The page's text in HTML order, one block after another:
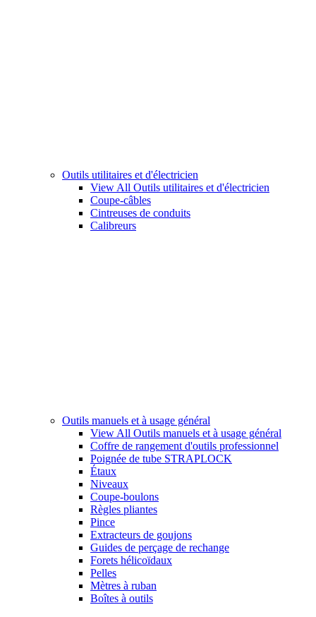
Outils utilitaires et d'électricien
View All Outils utilitaires et d'électricien
Coupe-câbles
Cintreuses de conduits
Calibreurs
Outils manuels et à usage général
View All Outils manuels et à usage général
Coffre de rangement d'outils professionnel
Poignée de tube STRAPLOCK
Étaux
Niveaux
Coupe-boulons
Règles pliantes
Pince
Extracteurs de goujons
Guides de perçage de rechange
Forets hélicoïdaux
Pelles
Mètres à ruban
Boîtes à outils